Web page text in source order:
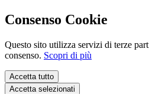
Consenso Cookie
Questo sito utilizza servizi di terze
consenso. Scopri di più
Accetta tutto
Accetta selezionati